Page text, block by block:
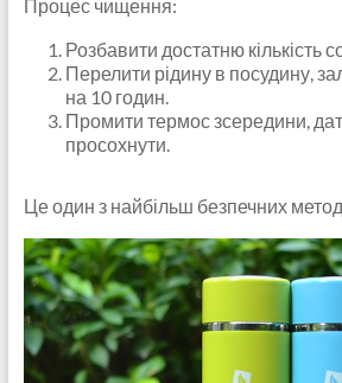
Процес чищення:
Розбавити достатню кількість
Перелити рідину в посудину,
на 10 годин.
Промити термос зсередини,
просохнути.
Це один з найбільш безпечних